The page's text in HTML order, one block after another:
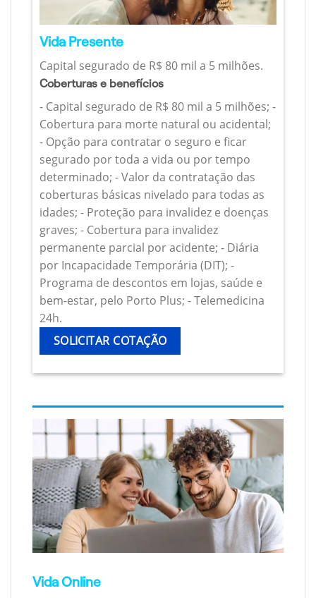
Vida Presente
Capital segurado de R$ 80 mil a 5 milhões.
Coberturas e benefícios
- Capital segurado de R$ 80 mil a 5 milhões; -
Cobertura para morte natural ou acidental;
- Opção para contratar o seguro e ficar
segurado por toda a vida ou por tempo
determinado; - Valor da contratação das
coberturas básicas nivelado para todas as
idades; - Proteção para invalidez e doenças
graves; - Cobertura para invalidez
permanente parcial por acidente; - Diária
por Incapacidade Temporária (DIT); -
Programa de descontos em lojas, saúde e
bem-estar, pelo Porto Plus; - Telemedicina
24h.
SOLICITAR COTAÇÃO
Vida Online